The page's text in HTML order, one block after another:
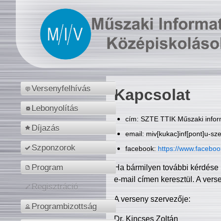
Versenyfelhívás
Lebonyolítás
Díjazás
Szponzorok
Program
Regisztráció
Programbizottság
Kapcsolat
cím: SZTE TTIK Műszaki
email: miv[kukac]inf[pont]u-
facebook: https://
Ha bármilyen további
e-mail címen keresztül. A
A verseny szervezője:
Dr. Kincses Zoltán